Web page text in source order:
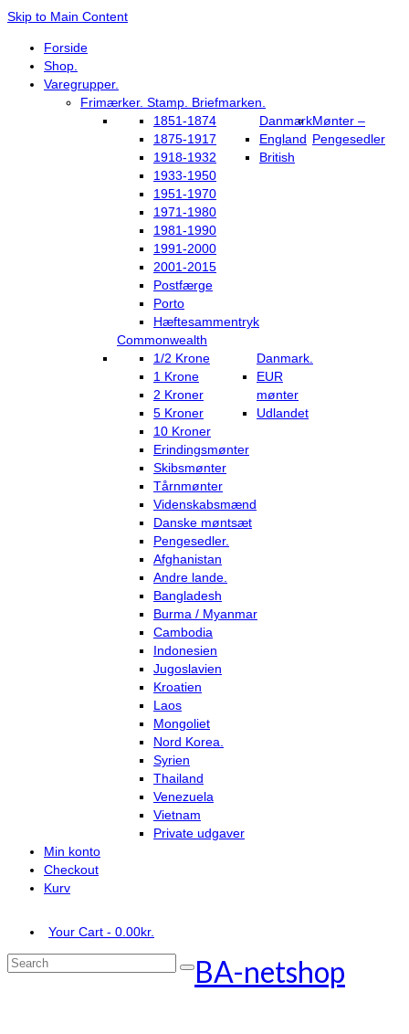
Skip to Main Content
Forside
Shop.
Varegrupper.
Frimærker. Stamp. Briefmarken.
Danmark
1851-1874
1875-1917
1918-1932
1933-1950
1951-1970
1971-1980
1981-1990
1991-2000
2001-2015
Postfærge
Porto
Hæftesammentryk
England
British
Commonwealth
Mønter –
Pengesedler
Danmark.
1/2 Krone
1 Krone
2 Kroner
5 Kroner
10 Kroner
Erindingsmønter
Skibsmønter
Tårnmønter
Videnskabsmænd
Danske møntsæt
Pengesedler.
EUR
mønter
Udlandet
Afghanistan
Andre lande.
Bangladesh
Burma / Myanmar
Cambodia
Indonesien
Jugoslavien
Kroatien
Laos
Mongoliet
Nord Korea.
Syrien
Thailand
Venezuela
Vietnam
Private udgaver
Min konto
Checkout
Kurv
Your Cart - 0.00kr.
Search
BA-netshop